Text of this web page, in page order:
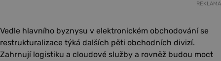
REKLAMA
Vedle hlavního byznysu v elektronickém obchodování se
restrukturalizace týká dalších pěti obchodních divizí.
Zahrnují logistiku a cloudové služby a rovněž budou moct